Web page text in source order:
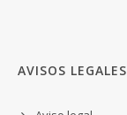
AVISOS LEGALES